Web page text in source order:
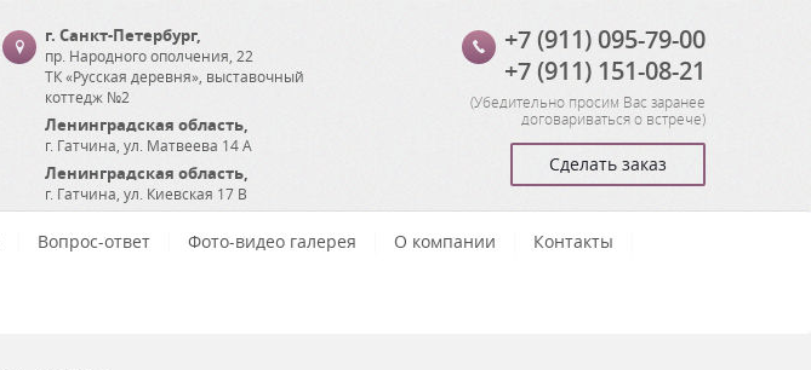
г. Санкт-Петербург,
пр. Народного ополчения, 22
ТК «Русская деревня», выставочный
коттедж №2
Ленинградская область,
г. Гатчина ул. Матвеева 14 А
Ленинградская область,
г. Гатчина ул. Киевская 17 В
+7 (911) 095-79-00
+7 (911) 151-08-21
(Убедительно просим Вас заранее
договариваться о встрече)
Сделать заказ
Вопрос-ответ Фото-видео галерея О компании Контакты